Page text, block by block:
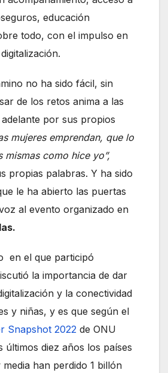
educación
todo, con el impulso en
no ha sido fácil, sin
de los retos anima a las
por sus propios
mujeres emprendan, que lo
mismas como hice yo”,
propias palabras. Y ha sido
le ha abierto las puertas
al evento organizado en
en el que participó
la importancia de dar
y la conectividad
y niñas, y es que según el
Snapshot 2022 de ONU
últimos diez años los países
han perdido 1 billón